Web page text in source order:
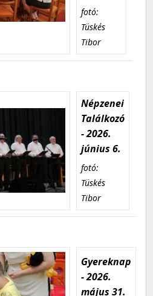
fotó:
Tüskés
Tibor
Népzenei
Találkozó
- 2026.
június 6.
fotó:
Tüskés
Tibor
Gyereknap
- 2026.
május 31.